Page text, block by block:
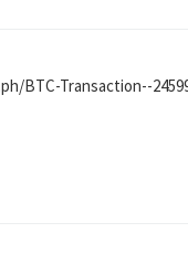
BTC-Transaction--